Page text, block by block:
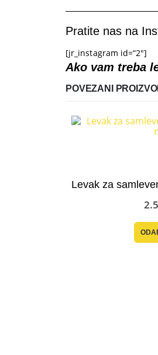
Pratite nas na
[jr_instagram id=“2″]
Ako vam treba
POVEZANI